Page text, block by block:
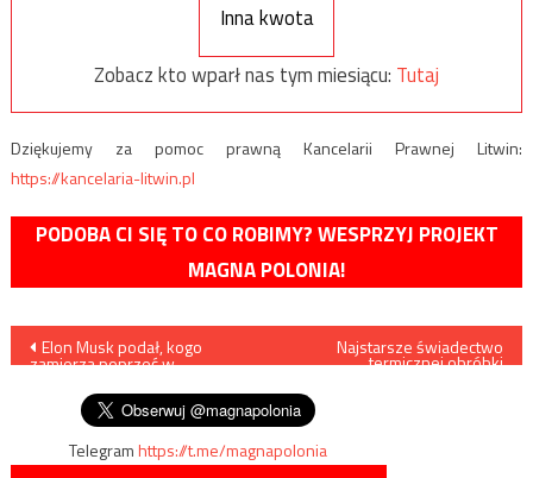
Inna kwota
Zobacz kto wparł nas tym miesiącu: Tutaj
Dziękujemy za pomoc prawną Kancelarii Prawnej Litwin:
https://kancelaria-litwin.pl
PODOBA CI SIĘ TO CO ROBIMY? WESPRZYJ PROJEKT
MAGNA POLONIA!
Nawigacja
wpisu
Elon Musk podał, kogo
zamierza poprzeć w
Najstarsze świadectwo
termicznej obróbki
Telegramhttps://t.me/magnapolonia